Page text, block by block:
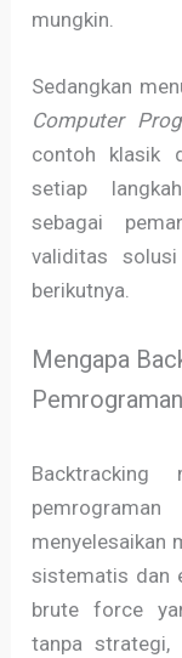
mungkin.
Sedangkan
Computer
contoh klasik
setiap
sebagai
validitas
berikutnya.
Mengapa
menyelesaikan
sistematis dan
brute force
tanpa strategi,